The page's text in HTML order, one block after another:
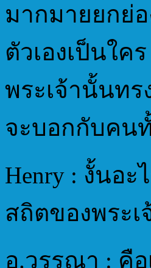
มากมายยกย่อ
ตัวเองเป็นใค
พระเจ้านั้นท
จะบอกกับคน
Henry : งั้นอ
สถิตของพระเ
อ.วรรณา : คือ